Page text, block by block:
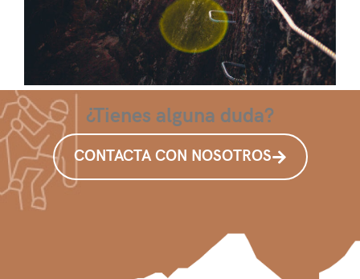
¿Tienes alguna duda?
CONTACTA CON NOSOTROS